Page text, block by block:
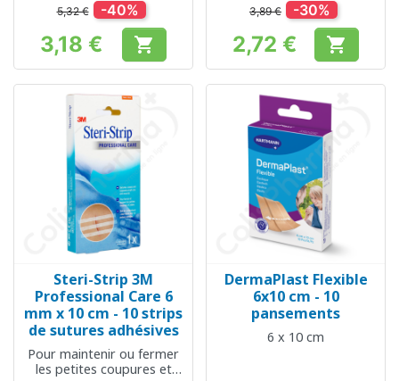
5,32 € -40%
Prix
3,18 € 
3,89 € -30%
Prix
2,72 € 
Steri-Strip 3M
Professional Care 6
mm x 10 cm - 10 strips
de sutures adhésives
Pour maintenir ou fermer
les petites coupures et
DermaPlast Flexible
6x10 cm - 10
pansements
6 x 10 cm